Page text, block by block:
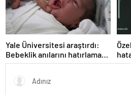
Yale Üniversitesi araştırdı:
Bebeklik anılarını hatırlamak
mümkün mü? Sonuçlar